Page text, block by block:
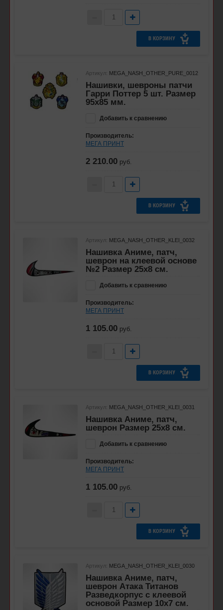
В КОРЗИНУ
Артикул: MEGA_NASH_OTHER_PURE_0012
Нашивки, шевроны патчи
Гарри Поттер 5 шт. Размер
95x85 мм.
Добавить к сравнению
Производитель:
МЕГА ПРИНТ
2 210.00 руб.
В КОРЗИНУ
Артикул: MEGA_NASH_OTHER_KLEI_0032
Нашивка Аниме, патч,
шеврон на клеевой основе
№2 Размер 25х8 см.
Добавить к сравнению
Производитель:
МЕГА ПРИНТ
1 105.00 руб.
В КОРЗИНУ
Артикул: MEGA_NASH_OTHER_KLEI_0031
Нашивка Аниме, патч,
шеврон Размер 25х8 см.
Добавить к сравнению
Производитель:
МЕГА ПРИНТ
1 105.00 руб.
В КОРЗИНУ
Артикул: MEGA_NASH_OTHER_KLEI_0030
Нашивка Аниме, патч,
шеврон Атака Титанов
Разведкорпус с клеевой
основой Размер 10х7 см.